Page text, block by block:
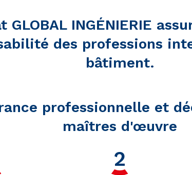
GLOBAL INGÉNIERIE
des professions
bâtiment.
professionnelle et
maîtres d'œuvre